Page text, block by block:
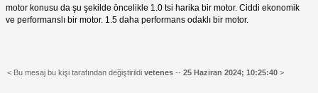
motor konusu da şu şekilde öncelikle 1.0 tsi harika bir motor. Ciddi ekonomik
ve performanslı bir motor. 1.5 daha performans odaklı bir motor.
< Bu mesaj bu kişi tarafından değiştirildi vetenes -- 25 Haziran 2024; 10:25:40 >